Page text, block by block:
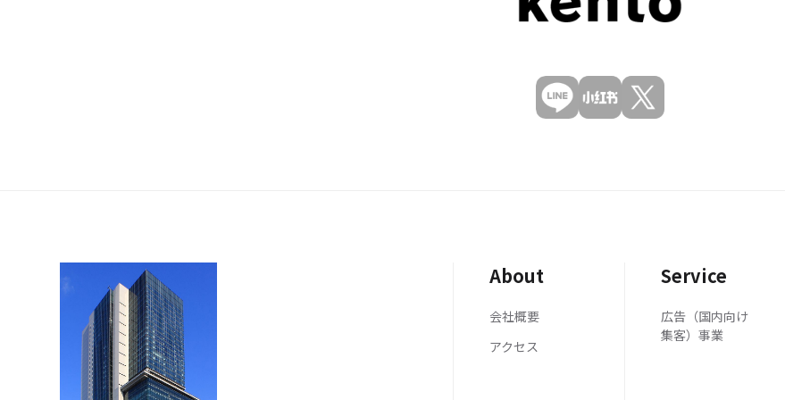
About
会社概要
アクセス
Service
広告（国内向け
集客）事業